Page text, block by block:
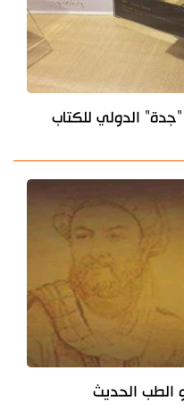
الدولي للكتاب
الطب الحديث